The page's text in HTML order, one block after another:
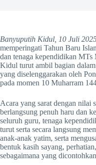
Banyuputih Kidul, 10 Juli
memperingati Tahun Baru
dan tenaga kependidikan
Kidul turut ambil bagian
yang diselenggarakan oleh
pada momen 10 Muharram
Acara yang sarat dengan nilai
berlangsung penuh haru dan
seluruh guru, tenaga
turut serta secara langsung
anak-anak yatim, serta
bentuk kasih sayang,
sebagaimana yang